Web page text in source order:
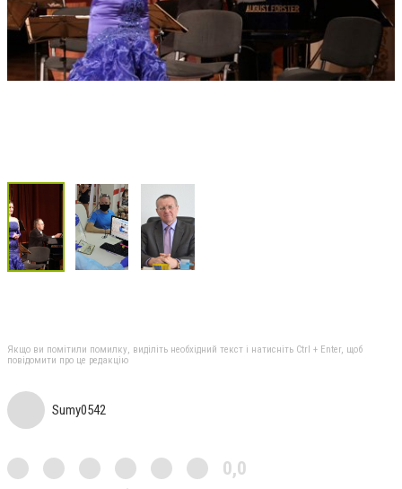
Якщо ви помітили помилку, виділіть необхідний текст і натисніть Ctrl + Enter, щоб
повідомити про це редакцію
Sumy0542
0,0